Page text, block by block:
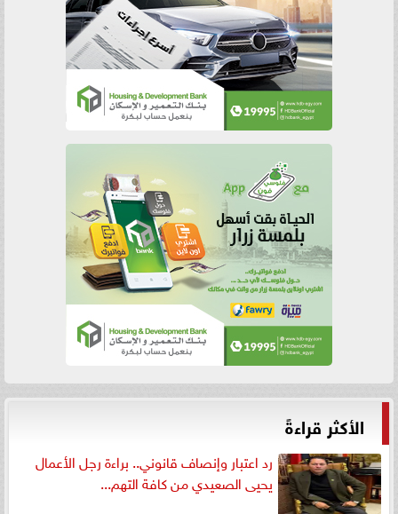
الأكثر قراءةً
رد اعتبار وإنصاف قانوني.. براءة رجل الأعمال
يحيى الصعيدي من كافة التهم...